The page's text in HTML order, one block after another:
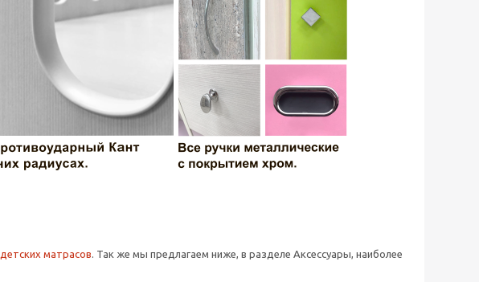
детских матрасов. Так же мы предлагаем ниже, в разделе Аксессуары, наиболее